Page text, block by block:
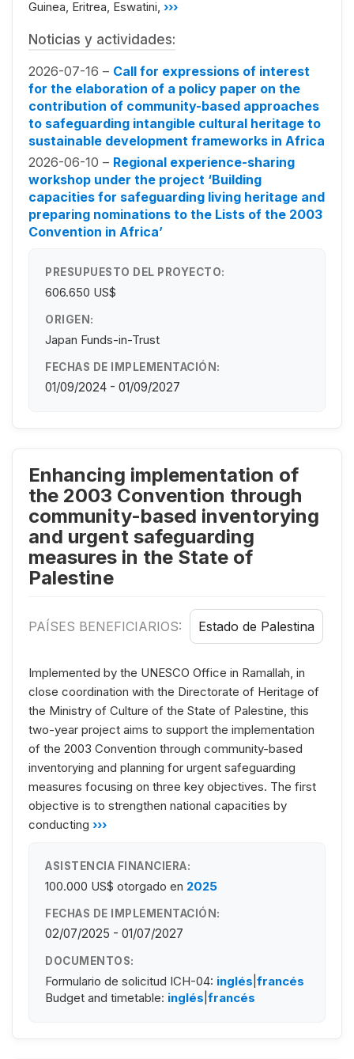
Guinea, Eritrea, Eswatini, ›››
Noticias y actividades:
2026-07-16 – Call for expressions of interest
for the elaboration of a policy paper on the
contribution of community-based approaches
to safeguarding intangible cultural heritage to
sustainable development frameworks in Africa
2026-06-10 – Regional experience-sharing
workshop under the project ‘Building
capacities for safeguarding living heritage and
preparing nominations to the Lists of the 2003
Convention in Africa’
PRESUPUESTO DEL PROYECTO:
606.650 US$
ORIGEN:
Japan Funds-in-Trust
FECHAS DE IMPLEMENTACIÓN:
01/09/2024 - 01/09/2027
Enhancing implementation of
the 2003 Convention through
community-based inventorying
and urgent safeguarding
measures in the State of
Palestine
PAÍSES BENEFICIARIOS: Estado de Palestina
Implemented by the UNESCO Office in Ramallah, in
close coordination with the Directorate of Heritage of
the Ministry of Culture of the State of Palestine, this
two-year project aims to support the implementation
of the 2003 Convention through community-based
inventorying and planning for urgent safeguarding
measures focusing on three key objectives. The first
objective is to strengthen national capacities by
conducting ›››
ASISTENCIA FINANCIERA:
100.000 US$ otorgado en 2025
FECHAS DE IMPLEMENTACIÓN:
02/07/2025 - 01/07/2027
DOCUMENTOS:
Formulario de solicitud ICH-04: inglés francés
Budget and timetable: inglés francés